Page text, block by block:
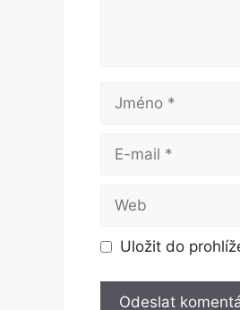
Jméno
Web
Uložit do